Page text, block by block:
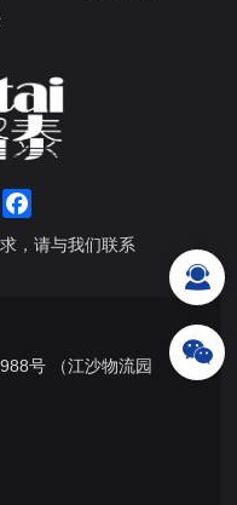
Qzone
，请与我们联系
号 （江沙物流园